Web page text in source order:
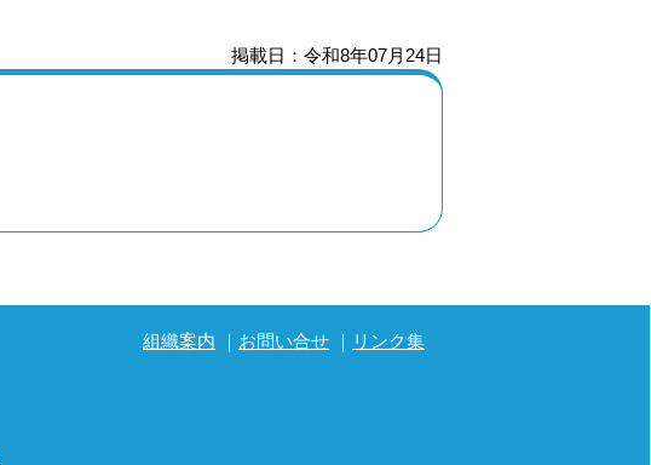
掲載日：令和8年07月24日
組織案内 お問い合せ リンク集